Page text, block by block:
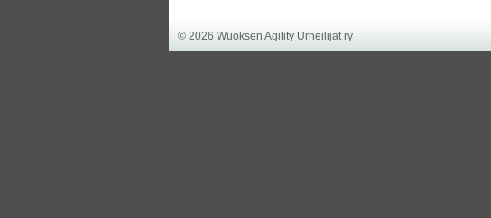
© 2026 Wuoksen Agility Urheilijat ry